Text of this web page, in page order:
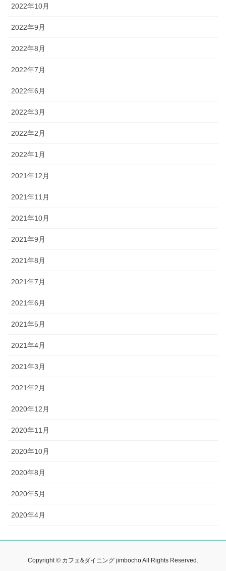
2022年10月
2022年9月
2022年8月
2022年7月
2022年6月
2022年3月
2022年2月
2022年1月
2021年12月
2021年11月
2021年10月
2021年9月
2021年8月
2021年7月
2021年6月
2021年5月
2021年4月
2021年3月
2021年2月
2020年12月
2020年11月
2020年10月
2020年8月
2020年5月
2020年4月
Copyright © カフェ&ダイニング jimbocho All Rights Reserved.